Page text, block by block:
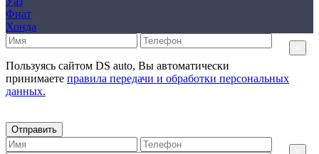
Фиат
Хонда
Пользуясь сайтом DS auto, Вы автоматически
принимаете правила передачи и обработки персональных
данных.
Отправить